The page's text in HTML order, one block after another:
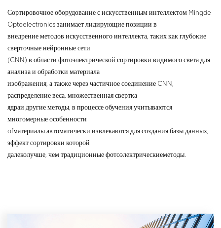
уровнем загрязнения,
высокой коррозией и другими
суровыми условиями.
Сортировочное оборудование с искусственным интеллектом Mingde
Optoelectronics занимает лидирующие позиции в
внедрение методов искусственного интеллекта, таких как глубокие
сверточные нейронные сети
(CNN) в области фотоэлектрической сортировки видимого света для
анализа и обработки материала
изображения, а также через частичное соединение CNN,
распределение веса, множественная свертка
ядраи другие методы, в процессе обучения учитываются
многомерные особенности
ofматериалы автоматически извлекаются для создания базы данных,
эффект сортировки которой
далеколучше, чем традиционные фотоэлектрическиеметоды.